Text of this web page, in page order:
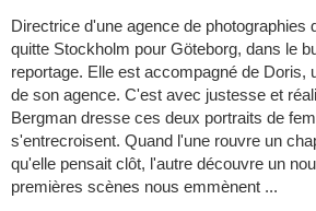
Directrice d'une agence de photographies
quitte Stockholm pour Göteborg, dans le
reportage. Elle est accompagné de Doris,
de son agence. C'est avec justesse et
Bergman dresse ces deux portraits de
s'entrecroisent. Quand l'une rouvre un
qu'elle pensait clôt, l'autre découvre un
premières scènes nous emmènent ...